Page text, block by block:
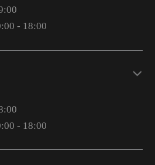
- 18:00
- 18:00